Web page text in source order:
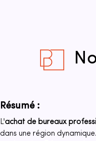
Résumé :
L'achat de bureaux
dans une région